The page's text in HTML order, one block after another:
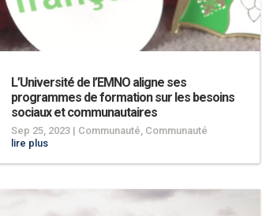
L’Université de l’EMNO aligne ses
programmes de formation sur les besoins
sociaux et communautaires
Sep 25, 2023| Communauté Communauté
lire plus